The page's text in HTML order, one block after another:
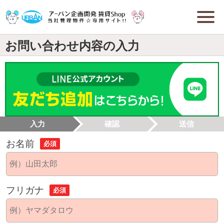
お問い合わせ内容の入力
入力 確認 送信
お名前 必須
フリガナ 必須